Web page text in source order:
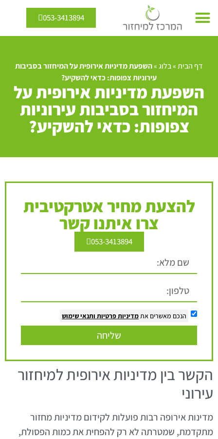
053-3413894
דף הבית»בלוג»השפעת מדיניות אירופית על המיחזור בסביבות
עירוניות צפופות: כדאי להשקיע?
השפעת מדיניות אירופית על
המיחזור בסביבות עירוניות
צפופות: כדאי להשקיע?
להצעת מחיר אטרקטיבית
צרו איתנו קשר
053-3413894
הנכם מאשרים את מדיניות פרטיות ותנאי שימוש
שליחה
הקשר בין מדיניות אירופית למיחזור
עירוני
מדינות אירופה רבות פועלות לקידום מדיניות מחזור
מתקדמת, שמטרתה לא רק להפחית את כמות הפסולת,